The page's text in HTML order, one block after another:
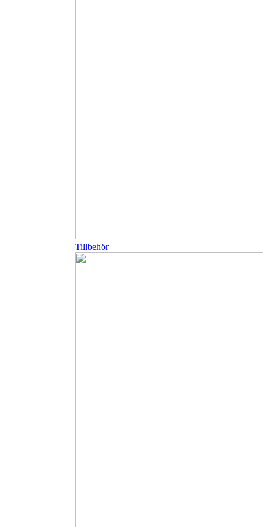
Tillbehör